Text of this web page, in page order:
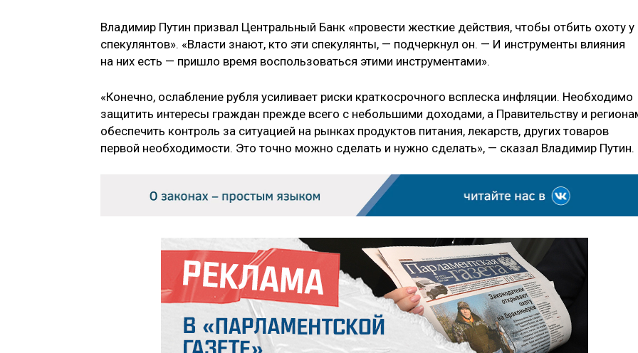
Владимир Путин призвал Центральный Банк «провести жесткие действия, чтобы отбить охоту у
спекулянтов». «Власти знают, кто эти спекулянты, — подчеркнул он. — И инструменты влияния
на них есть — пришло время воспользоваться этими инструментами».
«Конечно, ослабление рубля усиливает риски краткосрочного всплеска инфляции. Необходимо
защитить интересы граждан прежде всего с небольшими доходами, а Правительству и
обеспечить контроль за ситуацией на рынках продуктов питания, лекарств, других товаров
первой необходимости. Это точно можно сделать и нужно сделать», — сказал Владимир Путин.